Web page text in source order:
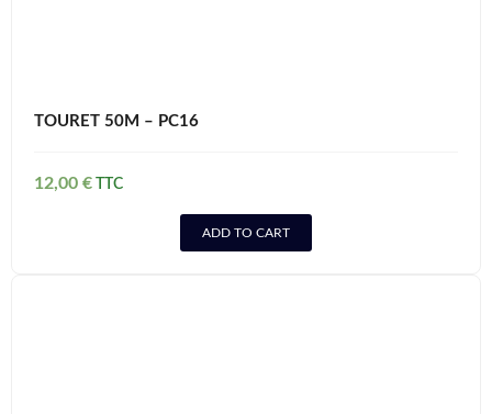
TOURET 50M – PC16
12,00 €
ADD TO CART